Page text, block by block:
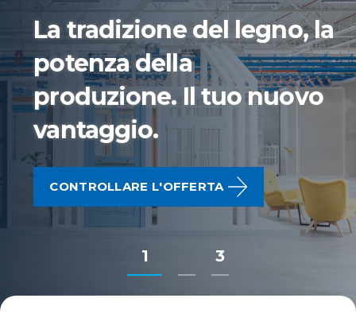
La tradizione del legno, la
potenza della
produzione. Il tuo nuovo
vantaggio.
CONTROLLARE L'OFFERTA
1 3